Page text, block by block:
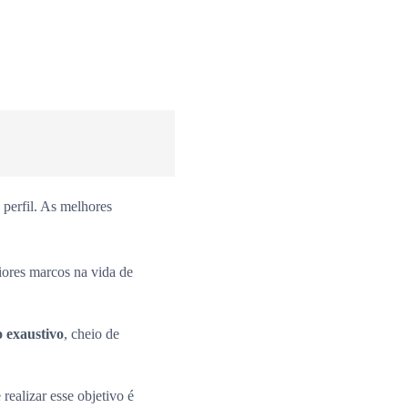
perfil. As melhores
marcos na vida de
exaustivo, cheio de
realizar esse objetivo é